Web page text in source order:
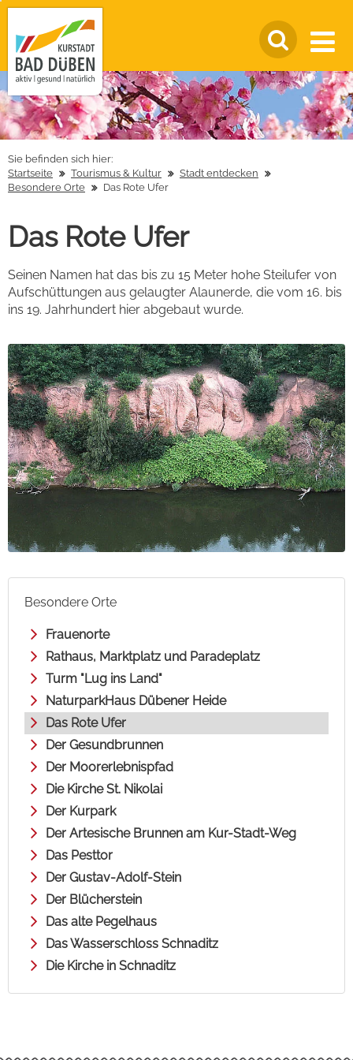
Sie befinden sich hier:
Startseite
Tourismus & Kultur
Stadt entdecken
Besondere Orte
Das Rote Ufer
Das Rote Ufer
Seinen Namen hat das bis zu 15 Meter hohe Steilufer von
Aufschüttungen aus gelaugter Alaunerde, die vom 16. bis
ins 19. Jahrhundert hier abgebaut wurde.
Besondere Orte
Frauenorte
Rathaus, Marktplatz und Paradeplatz
Turm "Lug ins Land"
NaturparkHaus Dübener Heide
Das Rote Ufer
Der Gesundbrunnen
Der Moorerlebnispfad
Die Kirche St. Nikolai
Der Kurpark
Der Artesische Brunnen am Kur-Stadt-Weg
Das Pesttor
Der Gustav-Adolf-Stein
Der Blücherstein
Das alte Pegelhaus
Das Wasserschloss Schnaditz
Die Kirche in Schnaditz